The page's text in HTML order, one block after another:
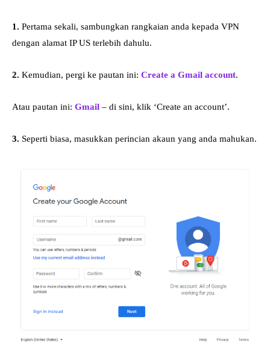
1. Pertama sekali, sambungkan rangkaian anda kepada VPN
dengan alamat IP US terlebih dahulu.
2. Kemudian, pergi ke pautan ini: Create a Gmail account.
Atau pautan ini: Gmail – di sini, klik ‘Create an account’.
3. Seperti biasa, masukkan perincian akaun yang anda mahukan.